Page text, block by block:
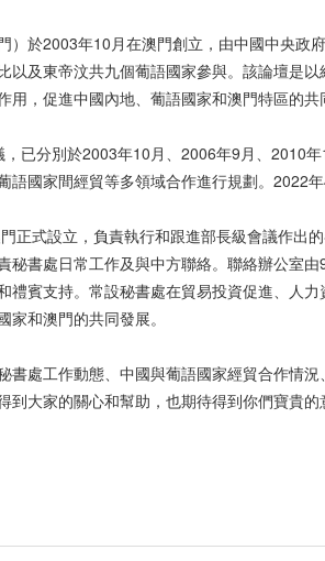
於2003年10月在澳門創立，由中國中央政
以及東帝汶共九個葡語國家參與。該論壇是
，促進中國內地、葡語國家和澳門特區的共
已分別於2003年10月、2006年9月、2010
語國家間經貿等多領域合作進行規劃。2022
正式設立，負責執行和跟進部長級會議作出
秘書處日常工作及與中方聯絡。聯絡辦公室
禮賓支持。常設秘書處在貿易投資促進、人
和澳門的共同發展。
書處工作動態、中國與葡語國家經貿合作情
大家的關心和幫助，也期待得到你們寶貴的